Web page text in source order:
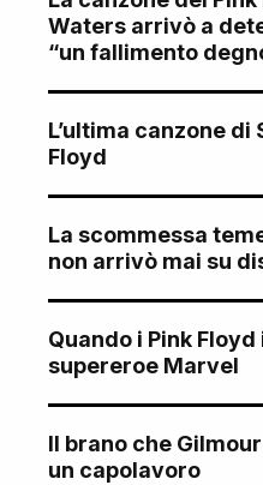
Waters arrivò a
“un fallimento
L’ultima canzone
Floyd
La scommessa
non arrivò mai su
Quando i Pink
supereroe Marvel
Il brano che
un capolavoro